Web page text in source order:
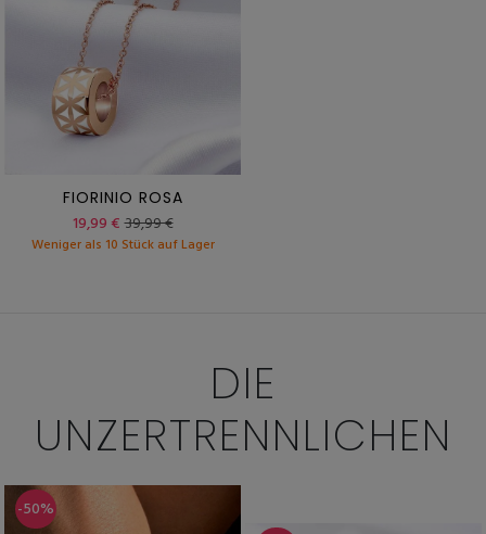
FIORINIO ROSA
19,99 €39,99 €
Weniger als 10 Stück auf Lager
DIE
UNZERTRENNLICHEN
-50%